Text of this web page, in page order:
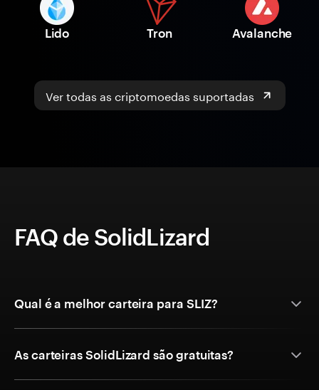
Lido Tron Avalanche
Ver todas as criptomoedas suportadas
FAQ de SolidLizard
Qual é a melhor carteira para SLIZ?
As carteiras SolidLizard são gratuitas?